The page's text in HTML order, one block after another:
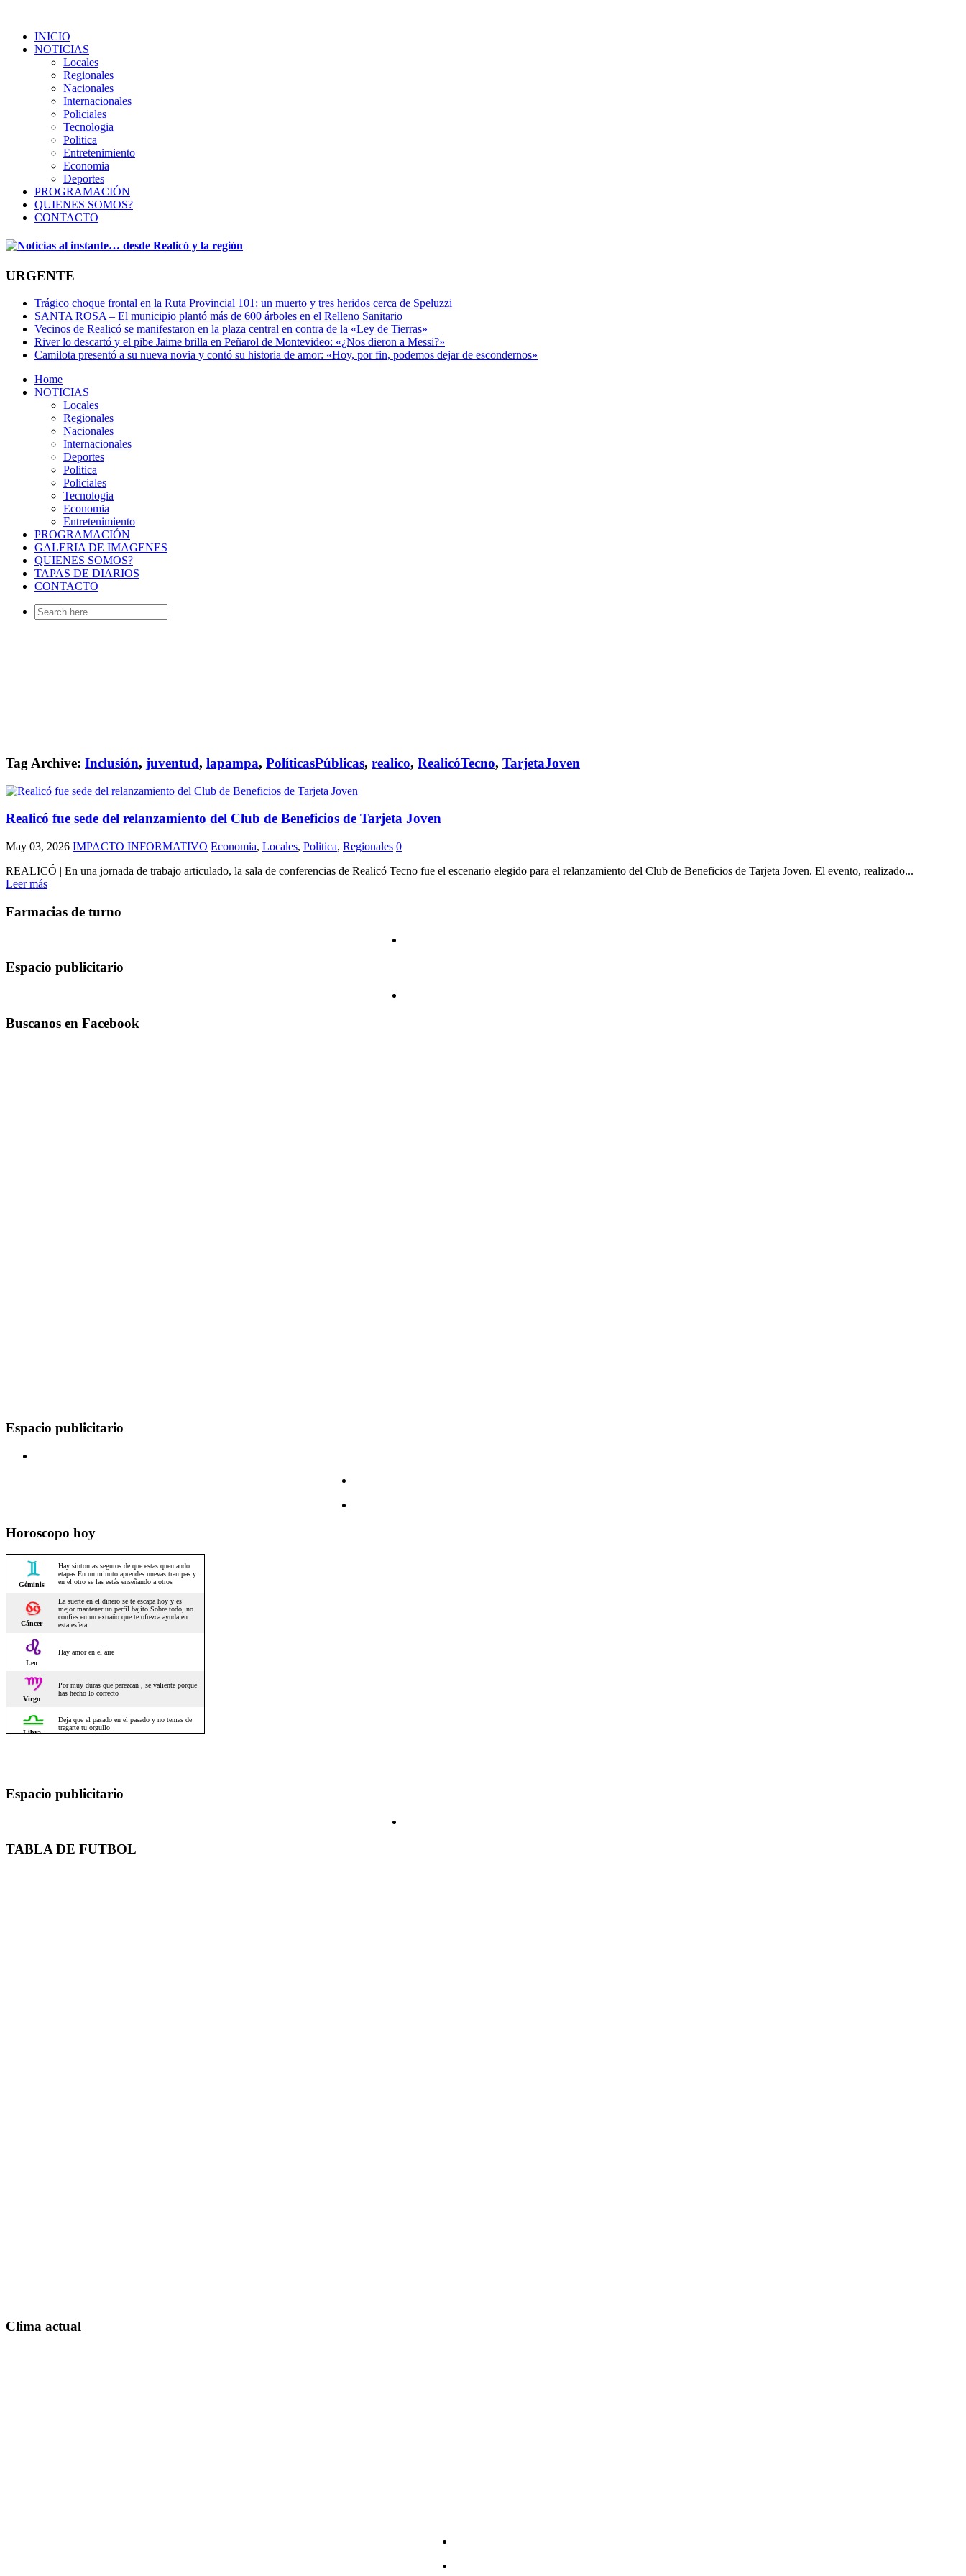
INICIO
NOTICIAS
Locales
Regionales
Nacionales
Internacionales
Policiales
Tecnologia
Politica
Entretenimiento
Economia
Deportes
PROGRAMACIÓN
QUIENES SOMOS?
CONTACTO
URGENTE
Trágico choque frontal en la Ruta Provincial 101: un muerto y tres heridos cerca de Speluzzi
SANTA ROSA – El municipio plantó más de 600 árboles en el Relleno Sanitario
Vecinos de Realicó se manifestaron en la plaza central en contra de la «Ley de Tierras»
River lo descartó y el pibe Jaime brilla en Peñarol de Montevideo: «¿Nos dieron a Messi?»
Camilota presentó a su nueva novia y contó su historia de amor: «Hoy, por fin, podemos dejar de escondernos»
Home
NOTICIAS
Locales
Regionales
Nacionales
Internacionales
Deportes
Politica
Policiales
Tecnologia
Economia
Entretenimiento
PROGRAMACIÓN
GALERIA DE IMAGENES
QUIENES SOMOS?
TAPAS DE DIARIOS
CONTACTO
Search
for:
Tag Archive: Inclusión, juventud, lapampa, PolíticasPúblicas, realico, RealicóTecno, TarjetaJoven
Realicó fue sede del relanzamiento del Club de Beneficios de Tarjeta Joven
May 03, 2026 IMPACTO INFORMATIVO Economia, Locales, Politica, Regionales 0
REALICÓ | En una jornada de trabajo articulado, la sala de conferencias de Realicó Tecno fue el escenario elegido para el relanzamiento del Club de Beneficios de Tarjeta Joven. El evento, realizado...
Leer más
Farmacias de turno
Espacio publicitario
Buscanos en Facebook
Espacio publicitario
Horoscopo hoy
Espacio publicitario
TABLA DE FUTBOL
Clima actual